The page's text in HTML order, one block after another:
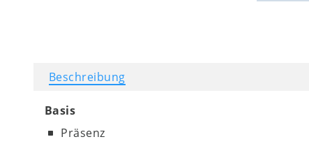
Beschreibung
Basis
Präsenz